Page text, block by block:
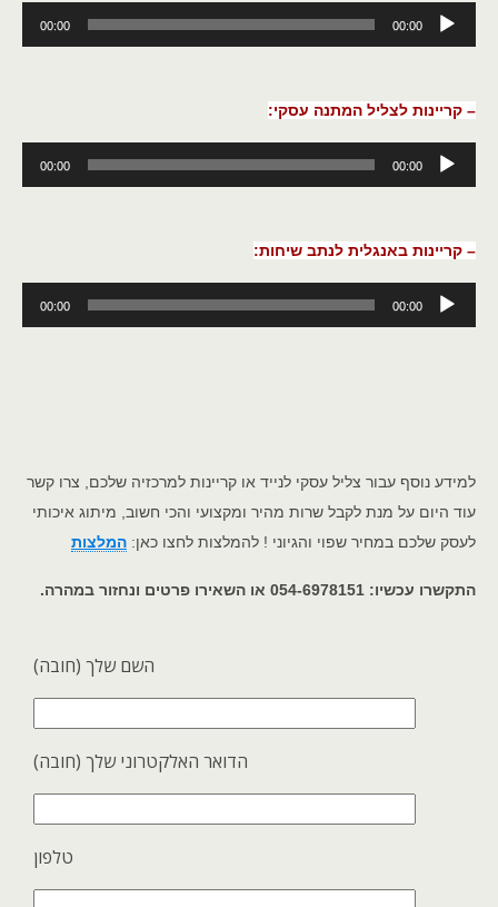
אודיו
00:00
00:00
– קריינות לצליל המתנה עסקי:
אודיו
00:00
00:00
– קריינות באנגלית לנתב שיחות:
אודיו
00:00
00:00
למידע נוסף עבור צליל עסקי לנייד או קריינות למרכזיה שלכם, צרו קשר
עוד היום על מנת לקבל שרות מהיר ומקצועי והכי חשוב, מיתוג איכותי
לעסק שלכם במחיר שפוי והגיוני ! להמלצות לחצו כאן: המלצות
התקשרו עכשיו: 054-6978151 או השאירו פרטים ונחזור במהרה.
השם שלך (חובה)
הדואר האלקטרוני שלך (חובה)
טלפון